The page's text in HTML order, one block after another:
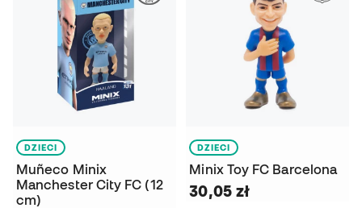
DZIECI
Muñeco Minix
Manchester City FC (12
cm)
DZIECI
Minix Toy FC Barcelona
30,05 zł